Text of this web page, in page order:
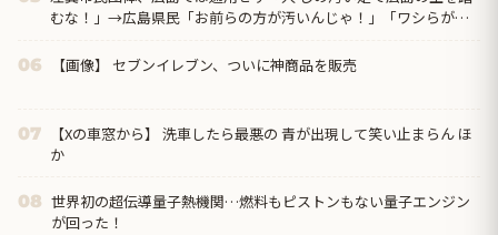
むな！」→広島県民「お前らの方が汚いんじゃ！」「ワシらが広
06 【画像】 セブンイレブン、ついに神商品を販売
07
【Xの車窓から】 洗車したら最悪の 青が出現して笑い止まらん ほ
か
08 世界初の超伝導量子熱機関…燃料もピストンもない量子エンジン
が回った！